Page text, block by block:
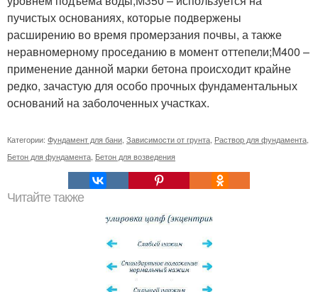
пучистых основаниях, которые подвержены
расширению во время промерзания почвы, а также
неравномерному проседанию в момент оттепели;М400 –
применение данной марки бетона происходит крайне
редко, зачастую для особо прочных фундаментальных
оснований на заболоченных участках.
Категории: Фундамент для бани Зависимости от грунта Раствор для фундамента
Бетон для фундамента Бетон для возведения
Читайте также